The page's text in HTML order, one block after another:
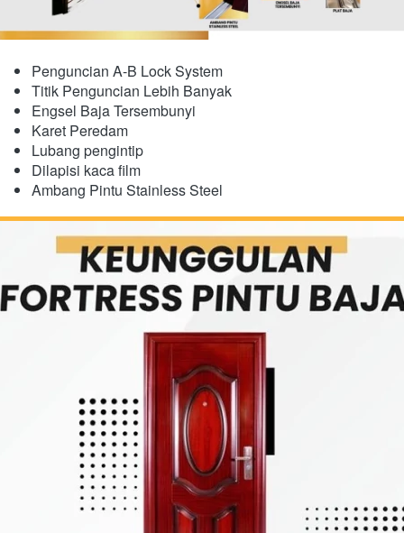
Penguncian A-B Lock System
Titik Penguncian Lebih Banyak
Engsel Baja Tersembunyi
​Karet Peredam
Lubang pengintip
Dilapisi kaca film
Ambang Pintu Stainless Steel